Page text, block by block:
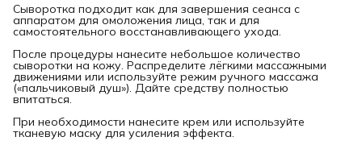
Сыворотка подходит как для завершения сеанса с
аппаратом для омоложения лица, так и для
самостоятельного восстанавливающего ухода.
После процедуры нанесите небольшое количество
сыворотки на кожу. Распределите лёгкими массажными
движениями или используйте режим ручного массажа
(«пальчиковый душ»). Дайте средству полностью
впитаться.
При необходимости нанесите крем или используйте
тканевую маску для усиления эффекта.